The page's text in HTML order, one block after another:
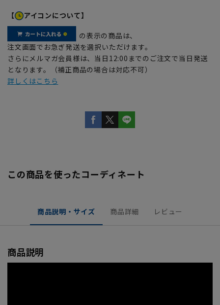
【 アイコンについて】
の表示の商品は、
注文画面でお急ぎ発送を選択いただけます。
さらにメルマガ会員様は、当日12:00までのご注文で当日発送
となります。（補正商品の場合は対応不可）
詳しくはこちら
この商品を使ったコーディネート
商品説明・サイズ 商品詳細 レビュー
商品説明